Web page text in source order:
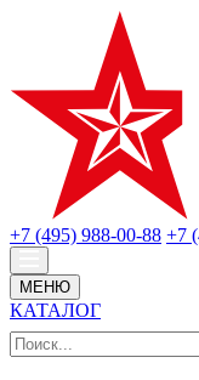
+7 (495) 988-00-88 +7
МЕНЮ
КАТАЛОГ